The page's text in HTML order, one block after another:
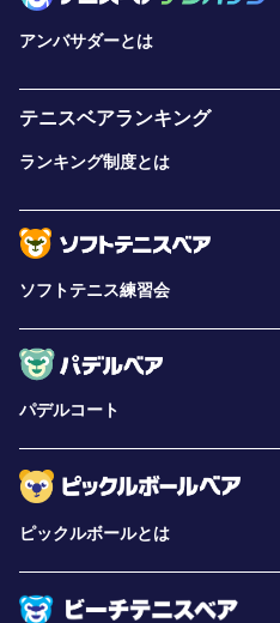
アンバサダーとは
テニスベアランキング
ランキング制度とは
ソフトテニス練習会
パデルコート
ピックルボールとは